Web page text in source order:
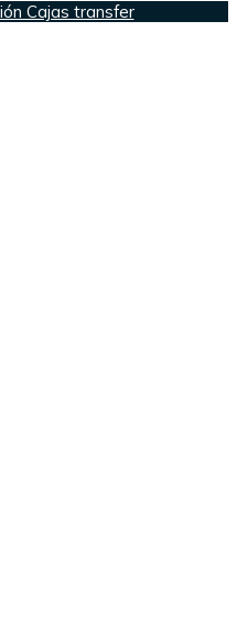
Cajas transfer